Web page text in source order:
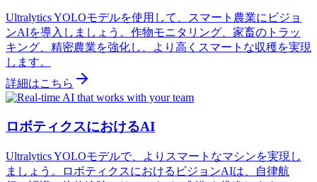
Ultralytics YOLOモデルを使用して、スマート農業にビジョ
ンAIを導入しましょう。作物モニタリング、家畜のトラッ
キング、精密農業を強化し、より高くスマートな収穫を実現
します。
詳細はこちら
ロボティクスにおけるAI
Ultralytics YOLOモデルで、よりスマートなマシンを実現し
ましょう。ロボティクスにおけるビジョンAIは、自律航